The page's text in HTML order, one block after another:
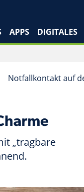
APPS DIGITALES
Notfallkontakt auf
„tragbare